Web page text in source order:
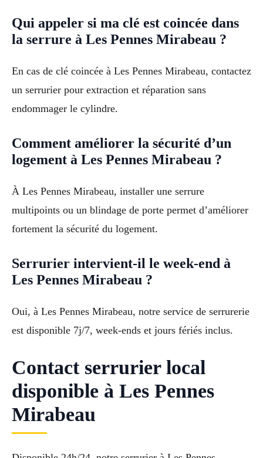
Qui appeler si ma clé est coincée dans
la serrure à Les Pennes Mirabeau ?
En cas de clé coincée à Les Pennes Mirabeau, contactez
un serrurier pour extraction et réparation sans
endommager le cylindre.
Comment améliorer la sécurité d’un
logement à Les Pennes Mirabeau ?
À Les Pennes Mirabeau, installer une serrure
multipoints ou un blindage de porte permet d’améliorer
fortement la sécurité du logement.
Serrurier intervient-il le week-end à
Les Pennes Mirabeau ?
Oui, à Les Pennes Mirabeau, notre service de serrurerie
est disponible 7j/7, week-ends et jours fériés inclus.
Contact serrurier local
disponible à Les Pennes
Mirabeau